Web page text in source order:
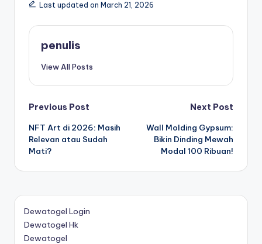
Last updated on March 21, 2026
penulis
View All Posts
Post
navigation
Previous Post
NFT Art di 2026: Masih
Relevan atau Sudah
Mati?
Next Post
Wall Molding Gypsum:
Bikin Dinding Mewah
Modal 100 Ribuan!
Dewatogel Login
Dewatogel Hk
Dewatogel